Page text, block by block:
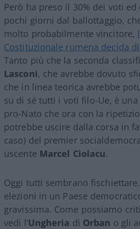
Però ha preso il 30% dei voti ed
pochi giorni dal ballottaggio,
molto probabilmente vincitore,
Costituzionale rumena decida
Tanto più che la seconda
Lasconi, che avrebbe dovuto
che in linea teorica avrebbe
su di sé tutti i voti filo-Ue, è
pro-Nato che ora con la
potrebbe uscire dalla corsa in
caso) del premier
uscente Marcel Ciolacu.
Oggi tutti sembrano
elezioni in un Paese
gravissima. Come possiamo
vedi l’Ungheria di Orban o gli